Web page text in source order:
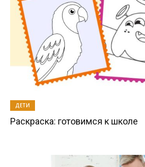
ДЕТИ
Раскраска: готовимся к школе